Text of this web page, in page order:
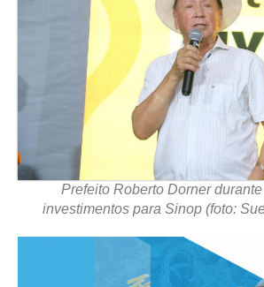
Prefeito Roberto Dorner
investimentos para Sinop (foto: